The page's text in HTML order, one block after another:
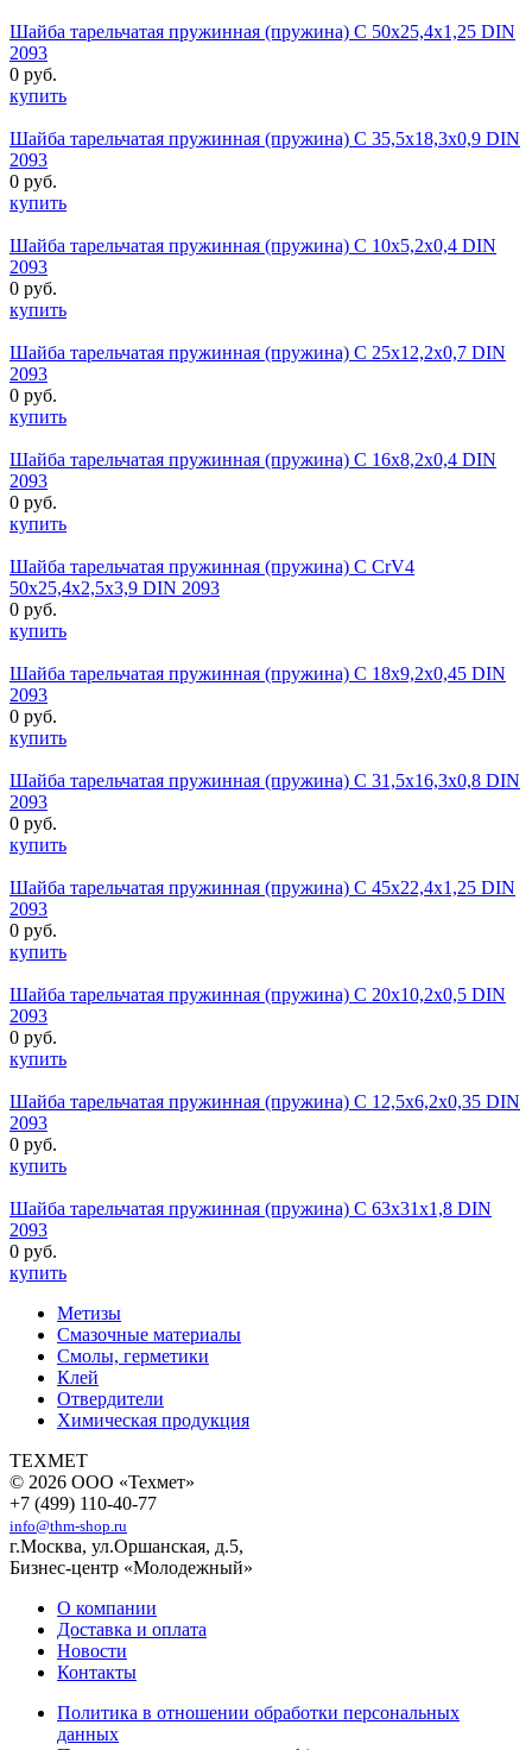
Шайба тарельчатая пружинная (пружина) C 50х25,4х1,25 DIN
2093
0 руб.
купить
Шайба тарельчатая пружинная (пружина) C 35,5х18,3х0,9 DIN
2093
0 руб.
купить
Шайба тарельчатая пружинная (пружина) C 10х5,2х0,4 DIN
2093
0 руб.
купить
Шайба тарельчатая пружинная (пружина) C 25х12,2х0,7 DIN
2093
0 руб.
купить
Шайба тарельчатая пружинная (пружина) C 16х8,2х0,4 DIN
2093
0 руб.
купить
Шайба тарельчатая пружинная (пружина) С CrV4
50х25,4х2,5х3,9 DIN 2093
0 руб.
купить
Шайба тарельчатая пружинная (пружина) C 18х9,2х0,45 DIN
2093
0 руб.
купить
Шайба тарельчатая пружинная (пружина) C 31,5х16,3х0,8 DIN
2093
0 руб.
купить
Шайба тарельчатая пружинная (пружина) C 45х22,4х1,25 DIN
2093
0 руб.
купить
Шайба тарельчатая пружинная (пружина) C 20х10,2х0,5 DIN
2093
0 руб.
купить
Шайба тарельчатая пружинная (пружина) C 12,5х6,2х0,35 DIN
2093
0 руб.
купить
Шайба тарельчатая пружинная (пружина) C 63х31х1,8 DIN
2093
0 руб.
купить
Метизы
Смазочные материалы
Смолы, герметики
Клей
Отвердители
Химическая продукция
ТЕХМЕТ
© 2026 ООО «Техмет»
+7 (499) 110-40-77
info@thm-shop.ru
г.Москва, ул.Оршанская, д.5,
Бизнес-центр «Молодежный»
О компании
Доставка и оплата
Новости
Контакты
Политика в отношении обработки персональных
данных